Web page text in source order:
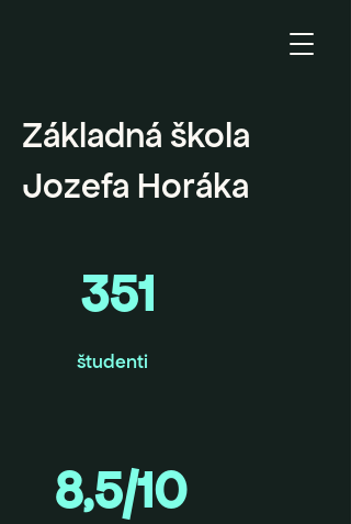
Základná škola
Jozefa Horáka
351
študenti
8,5/10